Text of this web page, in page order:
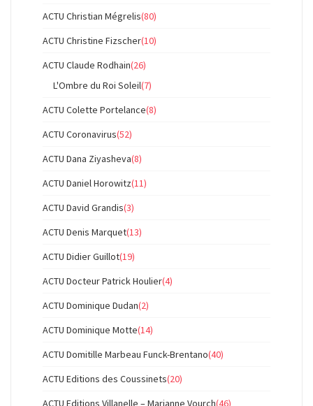
ACTU Christian Mégrelis(80)
ACTU Christine Fizscher(10)
ACTU Claude Rodhain(26)
L'Ombre du Roi Soleil(7)
ACTU Colette Portelance(8)
ACTU Coronavirus(52)
ACTU Dana Ziyasheva(8)
ACTU Daniel Horowitz(11)
ACTU David Grandis(3)
ACTU Denis Marquet(13)
ACTU Didier Guillot(19)
ACTU Docteur Patrick Houlier(4)
ACTU Dominique Dudan(2)
ACTU Dominique Motte(14)
ACTU Domitille Marbeau Funck-Brentano(40)
ACTU Editions des Coussinets(20)
ACTU Editions Villanelle – Marianne Vourch(46)